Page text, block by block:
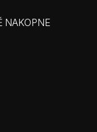
NAKOPNE